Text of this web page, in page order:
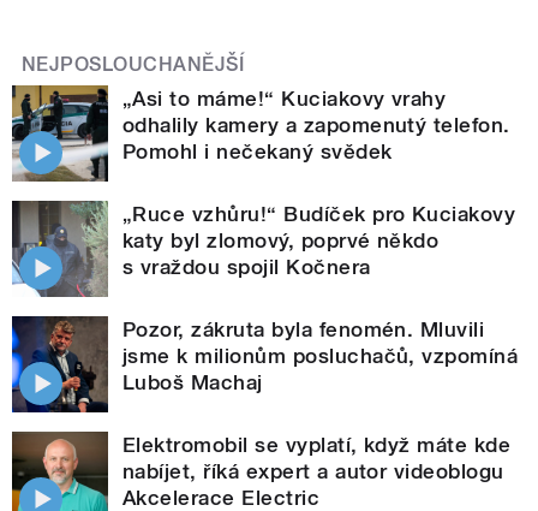
NEJPOSLOUCHANĚJŠÍ
„Asi to máme!“ Kuciakovy vrahy
odhalily kamery a zapomenutý telefon.
Pomohl i nečekaný svědek
„Ruce vzhůru!“ Budíček pro Kuciakovy
katy byl zlomový, poprvé někdo
s vraždou spojil Kočnera
Pozor, zákruta byla fenomén. Mluvili
jsme k milionům posluchačů, vzpomíná
Luboš Machaj
Elektromobil se vyplatí, když máte kde
nabíjet, říká expert a autor videoblogu
Akcelerace Electric